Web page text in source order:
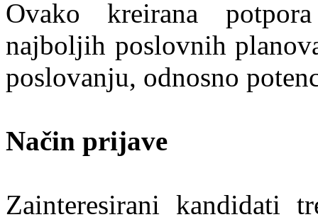
Ovako kreirana
najboljih poslovnih
poslovanju, odnosno
Način prijave
Zainteresirani kandidati